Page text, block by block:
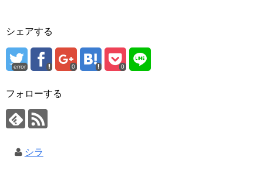
シェアする
error 0 0
フォローする
シラ